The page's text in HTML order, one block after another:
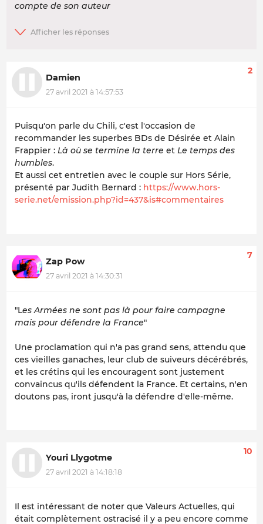
compte de son auteur
Damien
27 avril 2021 à 14:57:53
2
Puisqu'on parle du Chili, c'est l'occasion de
recommander les superbes BDs de Désirée et Alain
Frappier : Là où se termine la terre et Le temps des
humbles.
Et aussi cet entretien avec le couple sur Hors Série,
présenté par Judith Bernard : https://www.hors-
serie.net/emission.php?id=437&is#commentaires
Zap Pow
27 avril 2021 à 14:30:31
7
"Les Armées ne sont pas là pour faire campagne
mais pour défendre la France"
Une proclamation qui n'a pas grand sens, attendu que
ces vieilles ganaches, leur club de suiveurs décérébrés,
et les crétins qui les encouragent sont justement
convaincus qu'ils défendent la France. Et certains, n'en
doutons pas, iront jusqu'à la défendre d'elle-même.
Youri Llygotme
27 avril 2021 à 14:18:18
10
Il est intéressant de noter que Valeurs Actuelles, qui
était complètement ostracisé il y a peu encore comme